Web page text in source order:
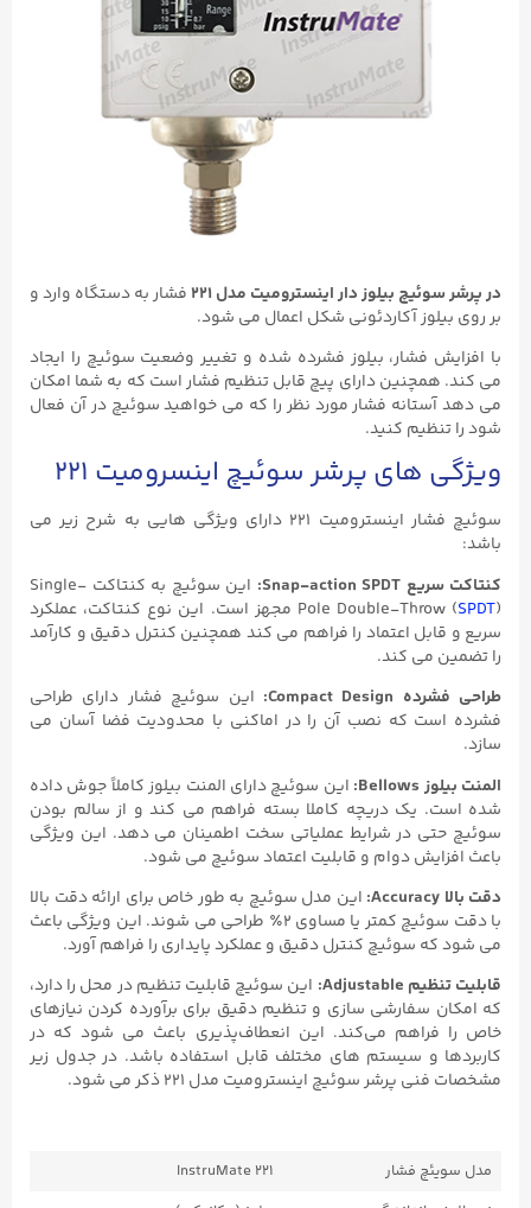
در پرشر سوئیچ بیلوز دار اینسترومیت مدل ۲۲۱
فشار به دستگاه وارد و
بر روی بیلوز آکاردئونی شکل اعمال می‌ شود.
با افزایش فشار، بیلوز فشرده شده و تغییر وضعیت سوئیچ را ایجاد
می‌ کند. همچنین دارای پیچ قابل تنظیم فشار است که به شما امکان
می دهد آستانه فشار مورد نظر را که می خواهید سوئیچ در آن فعال
شود را تنظیم کنید.
ویژگی های پرشر سوئیچ اینسرومیت ۲۲۱
سوئیچ فشار اینسترومیت ۲۲۱ دارای ویژگی هایی به شرح زیر می
باشد:
کنتاکت سریع Snap-action SPDT:
این سوئیچ به کنتاکت Single-
Pole Double-Throw (SPDT
) مجهز است. این نوع کنتاکت، عملکرد
سریع و قابل اعتماد را فراهم می‌ کند همچنین کنترل دقیق و کارآمد
را تضمین می‌ کند.
طراحی فشرده Compact Design:
این سوئیچ فشار دارای طراحی
فشرده است که نصب آن را در اماکنی با محدودیت فضا آسان می‌
سازد.
المنت بیلوز Bellows:
این سوئیچ دارای المنت بیلوز کاملاً جوش داده
شده است. یک دریچه کاملا بسته فراهم می‌ کند و از سالم بودن
سوئیچ حتی در شرایط عملیاتی سخت اطمینان می دهد. این ویژگی
باعث افزایش دوام و قابلیت اعتماد سوئیچ می‌ شود.
دقت بالا Accuracy:
این مدل سوئیچ به طور خاص برای ارائه دقت بالا
با دقت سوئیچ کمتر یا مساوی ۲٪ طراحی می شوند. این ویژگی باعث
می‌ شود که سوئیچ کنترل دقیق و عملکرد پایداری را فراهم آورد.
قابلیت تنظیم Adjustable:
این سوئیچ قابلیت تنظیم در محل را دارد،
که امکان سفارشی‌ سازی و تنظیم دقیق برای برآورده کردن نیازهای
خاص را فراهم می‌کند. این انعطاف‌پذیری باعث می‌ شود که در
کاربردها و سیستم‌ های مختلف قابل استفاده باشد. در جدول زیر
مشخصات فنی پرشر سوئیچ اینسترومیت مدل ۲۲۱ ذکر می شود.
مدل سویئچ فشار
InstruMate 221